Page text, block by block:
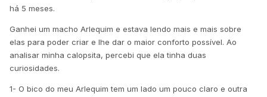
há 5 meses.
Ganhei um macho Arlequim e estava lendo mais e mais sobre
elas para poder criar e lhe dar o maior conforto possível. Ao
analisar minha calopsita, percebi que ela tinha duas
curiosidades.
1- O bico do meu Arlequim tem um lado um pouco claro e outra